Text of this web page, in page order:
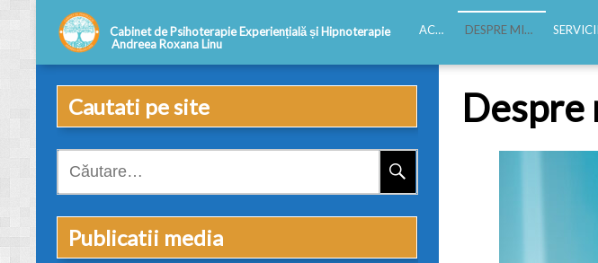
ACASĂ DESPRE MINE
Educație
SERVICII
Despre
Cautati pe site
Caută
Publicatii media